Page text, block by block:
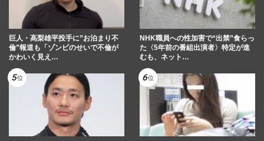
巨人・高梨雄平投手に”お泊まり不
倫”報道も「ゾンビのせいで不倫が
かわいく見え…
NHK職員への性加害で“出禁”食らっ
た〈5年前の番組出演者〉特定が進
むも、ネット…